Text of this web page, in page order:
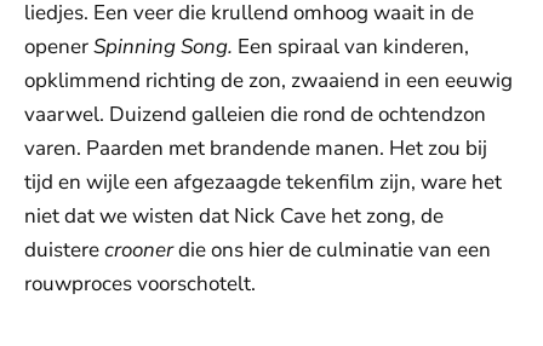
liedjes. Een veer die krullend omhoog waait in de
openerSpinning Song. Een spiraal van kinderen,
opklimmend richting de zon, zwaaiend in een eeuwig
vaarwel. Duizend galleien die rond de ochtendzon
varen. Paarden met brandende manen. Het zou bij
tijd en wijle een afgezaagde tekenfilm zijn, ware het
niet dat we wisten dat Nick Cave het zong, de
duisterecroonerdie ons hier de culminatie van een
rouwproces voorschotelt.